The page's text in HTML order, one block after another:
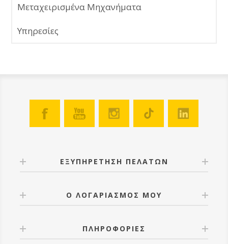
Μεταχειρισμένα Μηχανήματα
Υπηρεσίες
ΕΞΥΠΗΡΕΤΗΣΗ ΠΕΛΑΤΩΝ
Ο ΛΟΓΑΡΙΑΣΜΟΣ ΜΟΥ
ΠΛΗΡΟΦΟΡΙΕΣ